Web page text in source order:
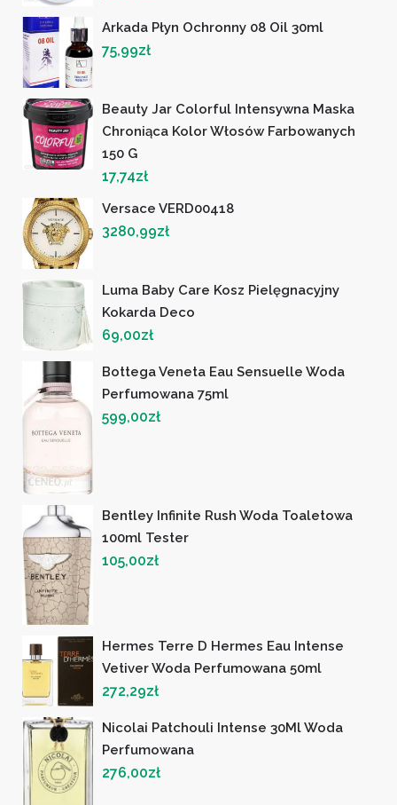
Arkada Płyn Ochronny 08 Oil 30ml
75,99zł
Beauty Jar Colorful Intensywna Maska
Chroniąca Kolor Włosów Farbowanych
150 G
17,74zł
Versace VERD00418
3280,99zł
Luma Baby Care Kosz Pielęgnacyjny
Kokarda Deco
69,00zł
Bottega Veneta Eau Sensuelle Woda
Perfumowana 75ml
599,00zł
Bentley Infinite Rush Woda Toaletowa
100ml Tester
105,00zł
Hermes Terre D Hermes Eau Intense
Vetiver Woda Perfumowana 50ml
272,29zł
Nicolai Patchouli Intense 30Ml Woda
Perfumowana
276,00zł